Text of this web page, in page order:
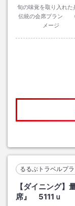
旬の味覚を取り入れた
伝統の会席プラン
メージ
るるぶトラベルプ
【ダイニング】
席』 5111ｕ